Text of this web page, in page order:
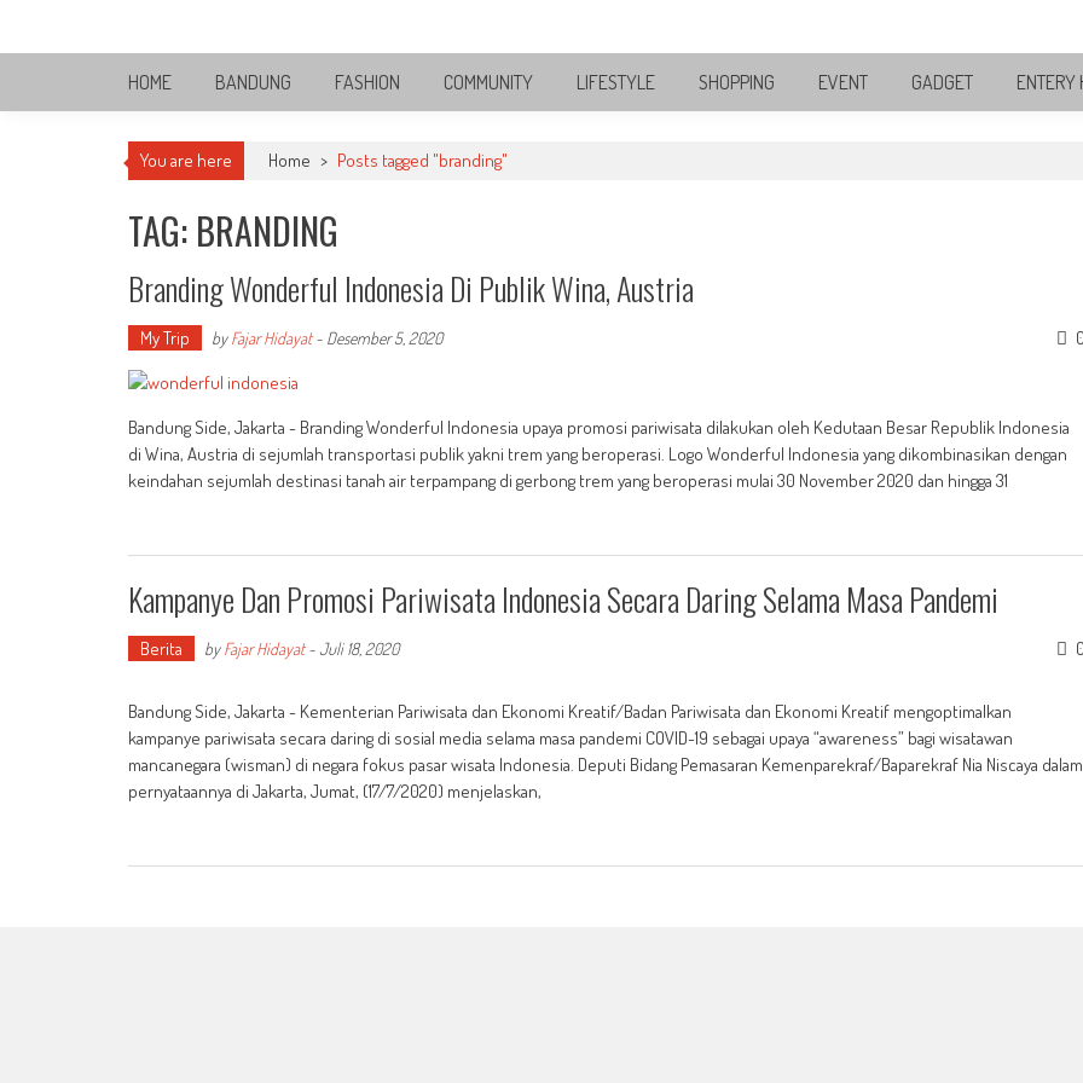
Bandung Side
Sisi Cantik Bandung
HOME BANDUNG FASHION COMMUNITY LIFESTYLE SHOPPING EVENT GADGET ENTERY
You are here Home > Posts tagged "branding"
TAG: BRANDING
Branding Wonderful Indonesia Di Publik Wina, Austria
My Trip byFajar Hidayat- Desember 5, 2020
Bandung Side, Jakarta - Branding Wonderful Indonesia upaya promosi pariwisata dilakukan oleh Kedutaan Besar Republik Indonesia
di Wina, Austria di sejumlah transportasi publik yakni trem yang beroperasi. Logo Wonderful Indonesia yang dikombinasikan dengan
keindahan sejumlah destinasi tanah air terpampang di gerbong trem yang beroperasi mulai 30 November 2020 dan hingga 31
Kampanye Dan Promosi Pariwisata Indonesia Secara Daring Selama Masa Pandemi
Berita byFajar Hidayat-Juli 18, 2020
Bandung Side, Jakarta - Kementerian Pariwisata dan Ekonomi Kreatif/Badan Pariwisata dan Ekonomi Kreatif mengoptimalkan
kampanye pariwisata secara daring di sosial media selama masa pandemi COVID-19 sebagai upaya “awareness” bagi wisatawan
mancanegara (wisman) di negara fokus pasar wisata Indonesia. Deputi Bidang Pemasaran Kemenparekraf/Baparekraf Nia Niscaya dalam
pernyataannya di Jakarta, Jumat, (17/7/2020) menjelaskan,